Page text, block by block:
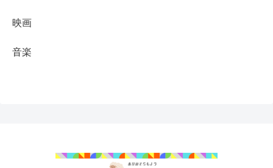
映画
音楽